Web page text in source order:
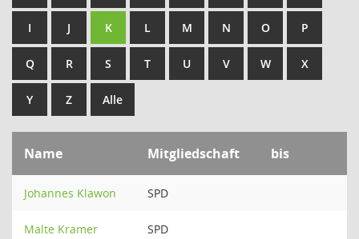
I J K L M N O P
Q R S T U V W X
Y Z Alle
Name Mitgliedschaft bis
Johannes Klawon SPD
Malte Kramer SPD